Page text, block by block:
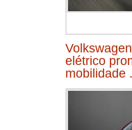
elétrico
mobilidade